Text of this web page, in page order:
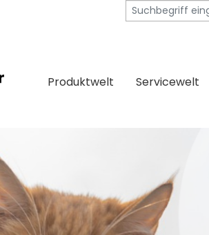
Produktwelt Servicewelt